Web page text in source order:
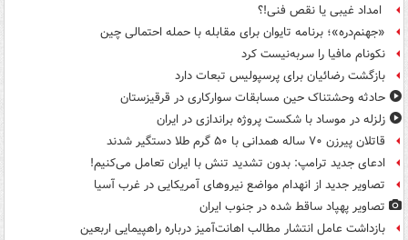
امداد غیبی یا نقص فنی!؟
«جهنم‌دره»؛ برنامه تایوان برای مقابله با حمله احتمالی چین
نکونام مافیا را سربه‌نیست کرد
بازگشت رضائیان برای پرسپولیس تبعات دارد
حادثه وحشتناک حین مسابقات سوارکاری در قرقیزستان
زلزله در موساد با شکست پروژه براندازی در ایران
قاتلان پیرزن ۷۰ ساله همدانی با ۵۰ گرم طلا دستگیر شدند
ادعای جدید ترامپ: بدون تشدید تنش با ایران تعامل می‌کنیم!
تصاویر جدید از انهدام مواضع نیروهای آمریکایی در غرب آسیا
تصاویر پهپاد ساقط شده در جنوب ایران
بازداشت عامل انتشار مطالب اهانت‌آمیز درباره راهپیمایی اربعین